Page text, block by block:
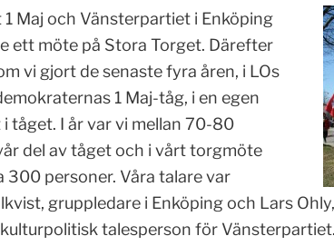
1 Maj och Vänsterpartiet i Enköping
ett möte på Stora Torget. Därefter
vi gjort de senaste fyra åren, i LOs
1 Maj-tåg, i en egen
tåget. I år var vi mellan 70-80
del av tåget och i vårt torgmöte
300 personer. Våra talare var
gruppledare i Enköping och Lars
talesperson för Vänsterpartiet.